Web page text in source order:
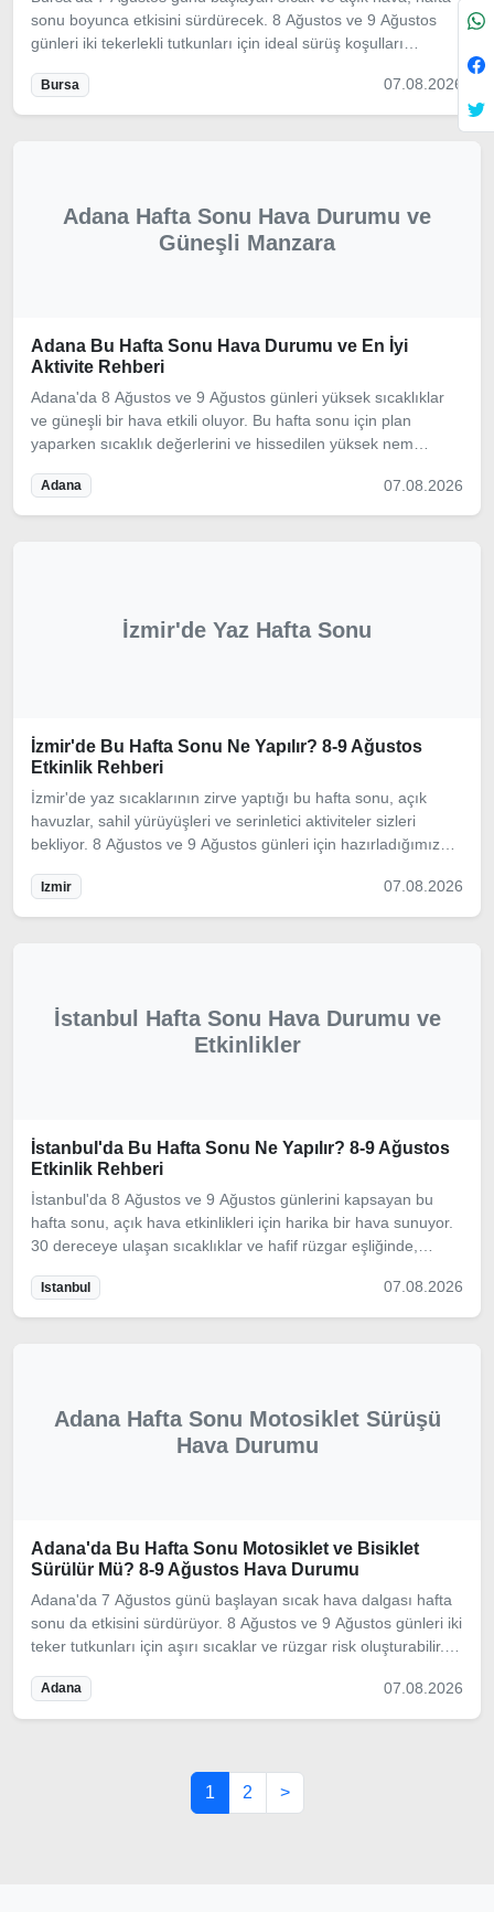
sonu boyunca etkisini sürdürecek. 8 Ağustos ve 9 Ağustos
günleri iki tekerlekli tutkunları için ideal sürüş koşulları
dikkat etmek gerekiyor.
Bursa 07.08.2026
Adana Hafta Sonu Hava Durumu ve
Güneşli Manzara
Adana Bu Hafta Sonu Hava Durumu ve En İyi
Aktivite Rehberi
Adana'da 8 Ağustos ve 9 Ağustos günleri yüksek sıcaklıklar
ve güneşli bir hava etkili oluyor. Bu hafta sonu için plan
yaparken sıcaklık değerlerini ve hissedilen yüksek nem
için derledik.
Adana 07.08.2026
İzmir'de Yaz Hafta Sonu
İzmir'de Bu Hafta Sonu Ne Yapılır? 8-9 Ağustos
Etkinlik Rehberi
İzmir'de yaz sıcaklarının zirve yaptığı bu hafta sonu, açık
havuzlar, sahil yürüyüşleri ve serinletici aktiviteler sizleri
bekliyor. 8 Ağustos ve 9 Ağustos günleri için hazırladığımız
Izmir 07.08.2026
İstanbul Hafta Sonu Hava Durumu ve
Etkinlikler
İstanbul'da Bu Hafta Sonu Ne Yapılır? 8-9 Ağustos
Etkinlik Rehberi
İstanbul'da 8 Ağustos ve 9 Ağustos günlerini kapsayan bu
hafta sonu, açık hava etkinlikleri için harika bir hava sunuyor.
30 dereceye ulaşan sıcaklıklar ve hafif rüzgar eşliğinde,
Istanbul 07.08.2026
Adana Hafta Sonu Motosiklet Sürüşü
Hava Durumu
Adana'da Bu Hafta Sonu Motosiklet ve Bisiklet
Sürülür Mü? 8-9 Ağustos Hava Durumu
Adana'da 7 Ağustos günü başlayan sıcak hava dalgası hafta
sonu da etkisini sürdürüyor. 8 Ağustos ve 9 Ağustos günleri iki
teker tutkunları için aşırı sıcaklar ve rüzgar risk oluşturabilir.
Adana 07.08.2026
1 2 >